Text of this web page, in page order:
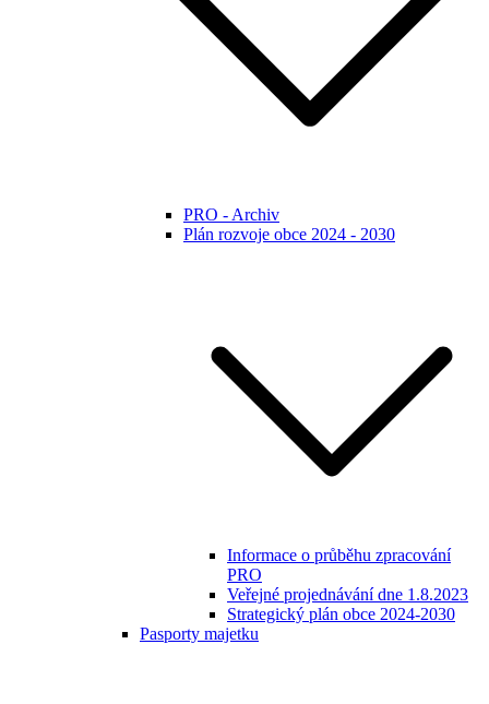
PRO - Archiv
Plán rozvoje obce 2024 - 2030
Informace o průběhu zpracování
PRO
Veřejné projednávání dne 1.8.2023
Strategický plán obce 2024-2030
Pasporty majetku